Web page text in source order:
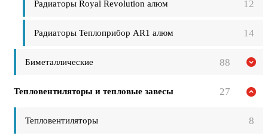
Радиаторы Royal Revolution алюм 12
Радиаторы Теплоприбор AR1 алюм 14
Биметаллические 88
Тепловентиляторы и тепловые завесы 27
Тепловентиляторы 8